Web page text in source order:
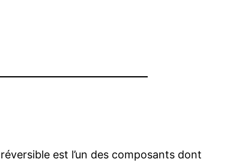
est l’un des composants dont